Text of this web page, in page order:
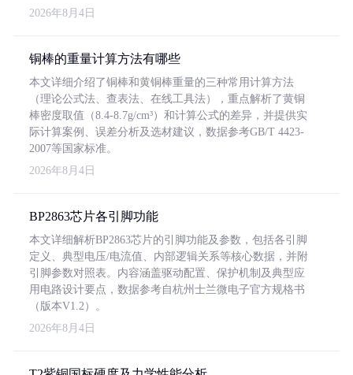
2026年8月4日
铜棒的重量计算方法有哪些
本文详细介绍了铜棒和黄铜棒重量的三种常用计算方法
（理论公式法、查表法、在线工具法），重点解析了黄铜
棒密度取值（8.4-8.7g/cm³）和计算公式的差异，并提供实
际计算案例、误差分析及选材建议，数据参考GB/T 4423-
2007等国家标准。
2026年8月4日
BP2863芯片各引脚功能
本文详细解析BP2863芯片的引脚功能及参数，包括各引脚
定义、典型电压/电流值、内部逻辑关系等核心数据，并附
引脚参数对照表。内容涵盖驱动配置、保护机制及典型应
用电路设计要点，数据参考自杭州士兰微电子官方规格书
（版本V1.2）。
2026年8月4日